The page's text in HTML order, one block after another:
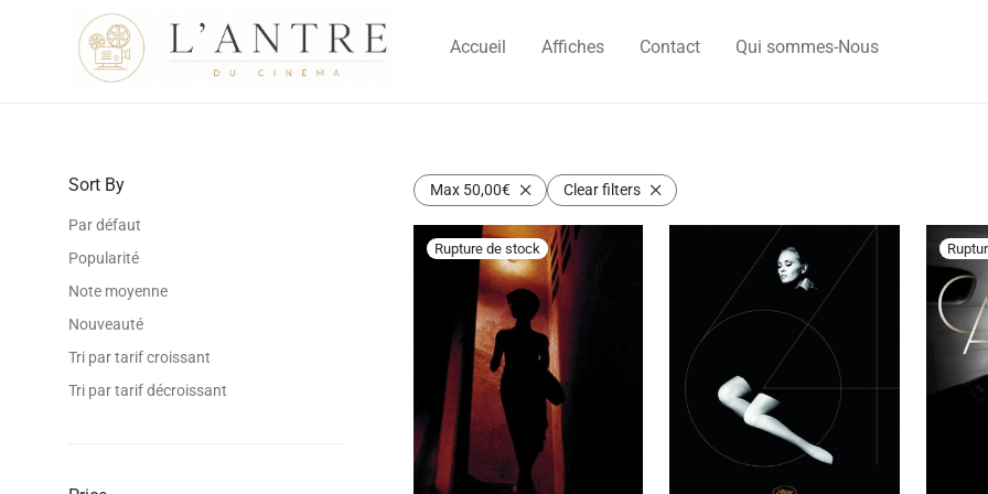
Accueil Affiches Contact Qui sommes-Nous
Sort By
Par défaut
Popularité
Note moyenne
Nouveauté
Tri par tarif croissant
Tri par tarif décroissant
Max 50,00€ Clear filters